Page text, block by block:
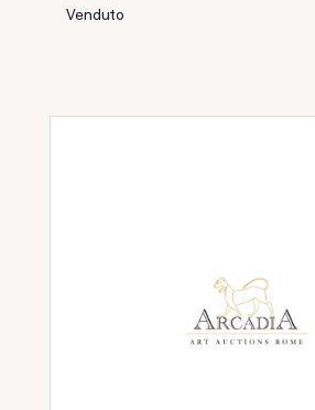
Venduto